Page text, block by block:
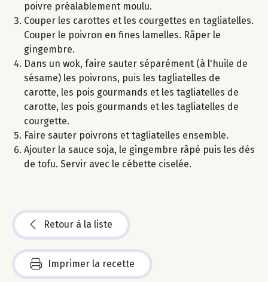
poivre préalablement moulu.
Couper les carottes et les courgettes en tagliatelles.
Couper le poivron en fines lamelles. Râper le
gingembre.
Dans un wok, faire sauter séparément (à l'huile de
sésame) les poivrons, puis les tagliatelles de
carotte, les pois gourmands et les tagliatelles de
carotte, les pois gourmands et les tagliatelles de
courgette.
Faire sauter poivrons et tagliatelles ensemble.
Ajouter la sauce soja, le gingembre râpé puis les dés
de tofu. Servir avec le cébette ciselée.
Retour à la liste
Imprimer la recette